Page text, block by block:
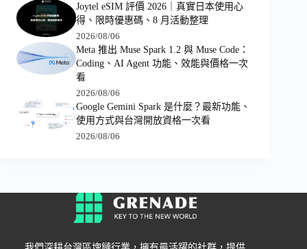
Joytel eSIM 評價 2026｜真實日本使用心
得、限時優惠碼、8 月活動整理
2026/08/06
Meta 推出 Muse Spark 1.2 與 Muse Code：
Coding、AI Agent 功能、效能與價格一次
看
2026/08/06
Google Gemini Spark 是什麼？最新功能、
使用方式與台灣開放資格一次看
2026/08/06